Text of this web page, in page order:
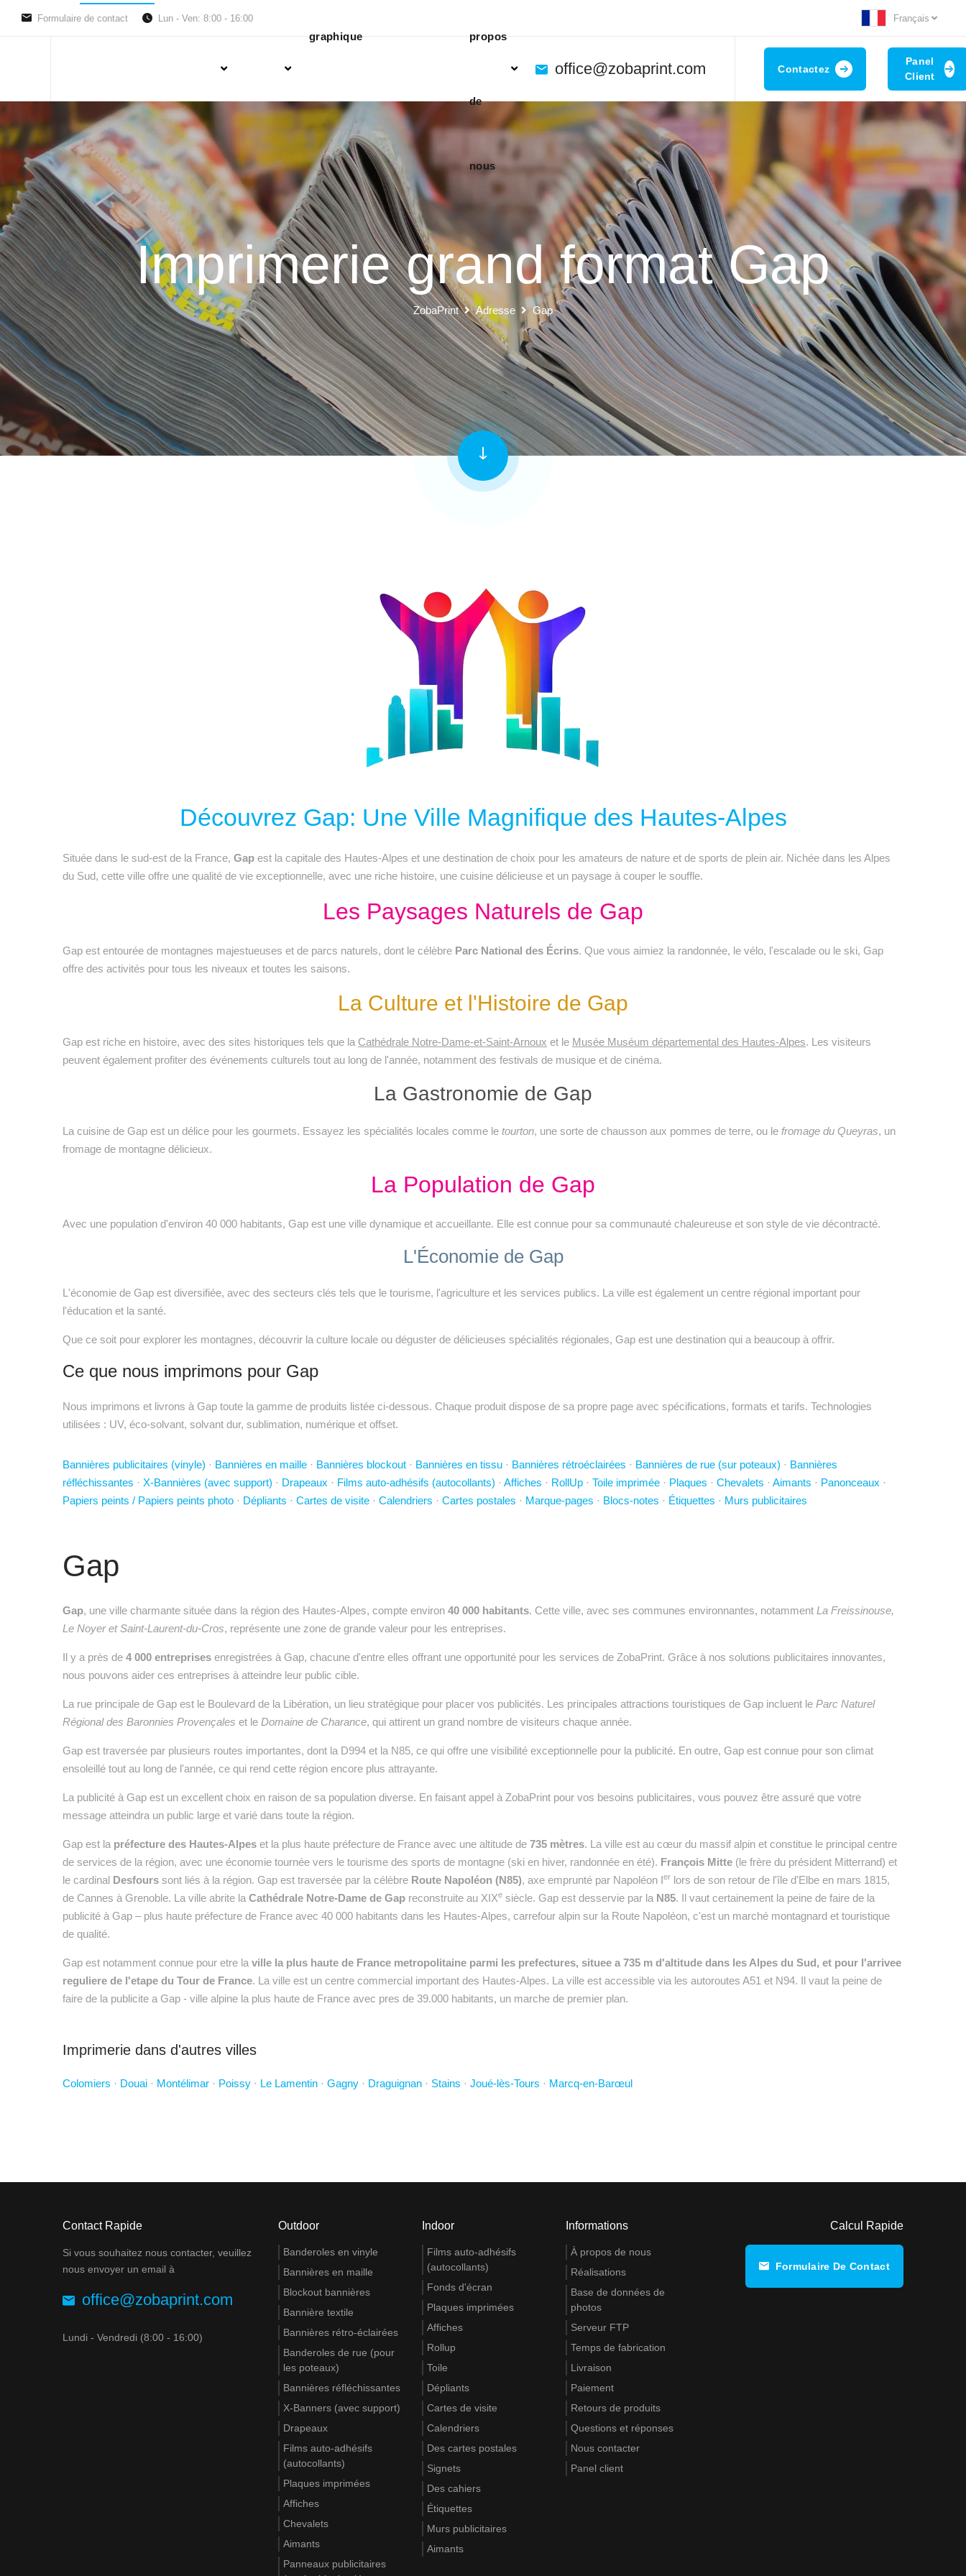
Formulaire de contact Lun - Ven: 8:00 - 16:00 Français
graphique propos
de
nous
office@zobaprint.com Contactez
Panel
Client
Imprimerie grand format Gap
ZobaPrint Adresse Gap
Découvrez Gap: Une Ville Magnifique des Hautes-Alpes
Située dans le sud-est de la France, Gap est la capitale des Hautes-Alpes et une destination de choix pour les amateurs de nature et de sports de plein air. Nichée dans les Alpes
du Sud, cette ville offre une qualité de vie exceptionnelle, avec une riche histoire, une cuisine délicieuse et un paysage à couper le souffle.
Les Paysages Naturels de Gap
Gap est entourée de montagnes majestueuses et de parcs naturels, dont le célèbre Parc National des Écrins. Que vous aimiez la randonnée, le vélo, l'escalade ou le ski, Gap
offre des activités pour tous les niveaux et toutes les saisons.
La Culture et l'Histoire de Gap
Gap est riche en histoire, avec des sites historiques tels que la Cathédrale Notre-Dame-et-Saint-Arnoux et le Musée Muséum départemental des Hautes-Alpes. Les visiteurs
peuvent également profiter des événements culturels tout au long de l'année, notamment des festivals de musique et de cinéma.
La Gastronomie de Gap
La cuisine de Gap est un délice pour les gourmets. Essayez les spécialités locales comme le tourton, une sorte de chausson aux pommes de terre, ou le fromage du Queyras, un
fromage de montagne délicieux.
La Population de Gap
Avec une population d'environ 40 000 habitants, Gap est une ville dynamique et accueillante. Elle est connue pour sa communauté chaleureuse et son style de vie décontracté.
L'Économie de Gap
L'économie de Gap est diversifiée, avec des secteurs clés tels que le tourisme, l'agriculture et les services publics. La ville est également un centre régional important pour
l'éducation et la santé.
Que ce soit pour explorer les montagnes, découvrir la culture locale ou déguster de délicieuses spécialités régionales, Gap est une destination qui a beaucoup à offrir.
Ce que nous imprimons pour Gap
Nous imprimons et livrons à Gap toute la gamme de produits listée ci-dessous. Chaque produit dispose de sa propre page avec spécifications, formats et tarifs. Technologies
utilisées : UV, éco-solvant, solvant dur, sublimation, numérique et offset.
Bannières publicitaires (vinyle) · Bannières en maille · Bannières blockout · Bannières en tissu · Bannières rétroéclairées · Bannières de rue (sur poteaux) · Bannières
réfléchissantes · X-Bannières (avec support) · Drapeaux · Films auto-adhésifs (autocollants) · Affiches · RollUp · Toile imprimée · Plaques · Chevalets · Aimants · Panonceaux ·
Papiers peints / Papiers peints photo · Dépliants · Cartes de visite · Calendriers · Cartes postales · Marque-pages · Blocs-notes · Étiquettes · Murs publicitaires
Gap
Gap, une ville charmante située dans la région des Hautes-Alpes, compte environ 40 000 habitants. Cette ville, avec ses communes environnantes, notamment La Freissinouse,
Le Noyer et Saint-Laurent-du-Cros, représente une zone de grande valeur pour les entreprises.
Il y a près de 4 000 entreprises enregistrées à Gap, chacune d'entre elles offrant une opportunité pour les services de ZobaPrint. Grâce à nos solutions publicitaires innovantes,
nous pouvons aider ces entreprises à atteindre leur public cible.
La rue principale de Gap est le Boulevard de la Libération, un lieu stratégique pour placer vos publicités. Les principales attractions touristiques de Gap incluent le Parc Naturel
Régional des Baronnies Provençales et le Domaine de Charance, qui attirent un grand nombre de visiteurs chaque année.
Gap est traversée par plusieurs routes importantes, dont la D994 et la N85, ce qui offre une visibilité exceptionnelle pour la publicité. En outre, Gap est connue pour son climat
ensoleillé tout au long de l'année, ce qui rend cette région encore plus attrayante.
La publicité à Gap est un excellent choix en raison de sa population diverse. En faisant appel à ZobaPrint pour vos besoins publicitaires, vous pouvez être assuré que votre
message atteindra un public large et varié dans toute la région.
Gap est la préfecture des Hautes-Alpes et la plus haute préfecture de France avec une altitude de 735 mètres. La ville est au cœur du massif alpin et constitue le principal centre
de services de la région, avec une économie tournée vers le tourisme des sports de montagne (ski en hiver, randonnée en été). François Mitte (le frère du président Mitterrand) et
le cardinal Desfours sont liés à la région. Gap est traversée par la célèbre Route Napoléon (N85), axe emprunté par Napoléon Ier lors de son retour de l'île d'Elbe en mars 1815,
de Cannes à Grenoble. La ville abrite la Cathédrale Notre-Dame de Gap reconstruite au XIXe siècle. Gap est desservie par la N85. Il vaut certainement la peine de faire de la
publicité à Gap – plus haute préfecture de France avec 40 000 habitants dans les Hautes-Alpes, carrefour alpin sur la Route Napoléon, c'est un marché montagnard et touristique
de qualité.
Gap est notamment connue pour etre la ville la plus haute de France metropolitaine parmi les prefectures, situee a 735 m d'altitude dans les Alpes du Sud, et pour l'arrivee
reguliere de l'etape du Tour de France. La ville est un centre commercial important des Hautes-Alpes. La ville est accessible via les autoroutes A51 et N94. Il vaut la peine de
faire de la publicite a Gap - ville alpine la plus haute de France avec pres de 39.000 habitants, un marche de premier plan.
Imprimerie dans d'autres villes
Colomiers · Douai · Montélimar · Poissy · Le Lamentin · Gagny · Draguignan · Stains · Joué-lès-Tours · Marcq-en-Barœul
Contact Rapide
Si vous souhaitez nous contacter, veuillez
nous envoyer un email à
office@zobaprint.com
Lundi - Vendredi (8:00 - 16:00)
Outdoor
Banderoles en vinyle
Bannières en maille
Blockout bannières
Bannière textile
Bannières rétro-éclairées
Banderoles de rue (pour
les poteaux)
Bannières réfléchissantes
X-Banners (avec support)
Drapeaux
Films auto-adhésifs
(autocollants)
Plaques imprimées
Affiches
Chevalets
Aimants
Panneaux publicitaires
Indoor
Films auto-adhésifs
(autocollants)
Fonds d'écran
Plaques imprimées
Affiches
Rollup
Toile
Dépliants
Cartes de visite
Calendriers
Des cartes postales
Signets
Des cahiers
Étiquettes
Murs publicitaires
Aimants
Informations
À propos de nous
Réalisations
Base de données de
photos
Serveur FTP
Temps de fabrication
Livraison
Paiement
Retours de produits
Questions et réponses
Nous contacter
Panel client
Calcul Rapide
Formulaire De Contact